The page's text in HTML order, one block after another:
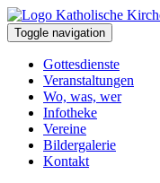
Toggle navigation
Gottesdienste
Veranstaltungen
Wo, was, wer
Infotheke
Vereine
Bildergalerie
Kontakt